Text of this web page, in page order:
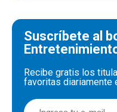
Suscríbete al
Recibe gratis los
favoritas diariamente